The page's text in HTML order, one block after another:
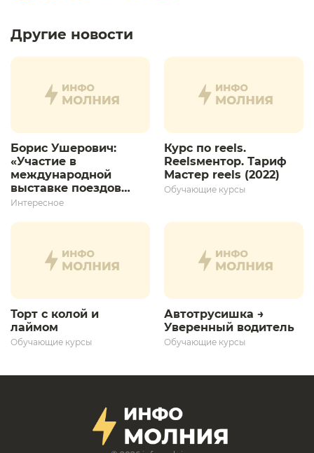
Другие новости
Борис Ушерович:
«Участие в
международной
выставке поездов
дает толчок для
развития»
Интересное
Курс по reels.
Reelsментор. Тариф
Мастер reels (2022)
Обучающие курсы
Торт с колой и
лаймом
Обучающие курсы
Автотрусишка →
Уверенный водитель​
Обучающие курсы